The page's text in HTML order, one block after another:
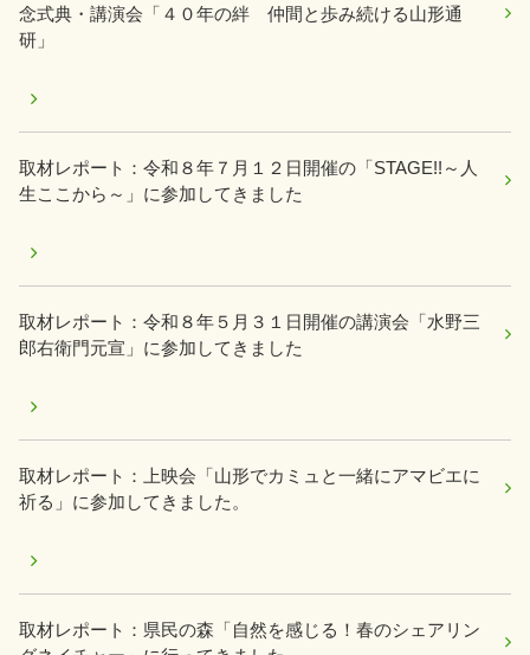
念式典・講演会「４０年の絆 仲間と歩み続ける山形通
研」
取材レポート：令和８年７月１２日開催の「STAGE!!～人
生ここから～」に参加してきました
取材レポート：令和８年５月３１日開催の講演会「水野三
郎右衛門元宣」に参加してきました
取材レポート：上映会「山形でカミュと一緒にアマビエに
祈る」に参加してきました。
取材レポート：県民の森「自然を感じる！春のシェアリン